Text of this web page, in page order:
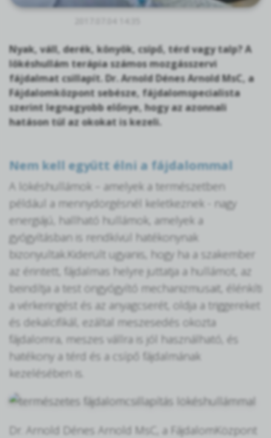
Nyak, váll, derék, könyök, csípő, térd vagy talp? A
lökéshullám terápia számos mozgásszervi
fájdalmat csillapít. Dr. Arnold Dénes Arnold MsC, a
Fájdalomközpont sebésze, fájdalomspecialista
szerint legnagyobb előnye, hogy az azonnali
hatáson túl az okokat is kezeli.
Nem kell együtt élni a fájdalommal
A lökéshullámok – amelyek a természetben
például a mennydörgésnél keletkeznek - nagy
energiájú, hallható hullámok, amelyek a
gyógyításban is rendkívül hatékonynak
bizonyultak.Kiderült ugyanis, hogy ha a szakember
az érintett, fájdalmas helyre juttatja a hullámot, az
beindítja a test öngyógyító mechanizmusait, élénkíti
a vérkeringést és az anyagcserét, oldja a triggereket
és dekalcifikál, ezáltal meszesedés okozta
fájdalomra, meszes vállra is jól használható, és
hatékony a térd és a csípő fájdalmának
kezelésében is.
Dr. Arnold Dénes Arnold MsC, a FájdalomKözpont